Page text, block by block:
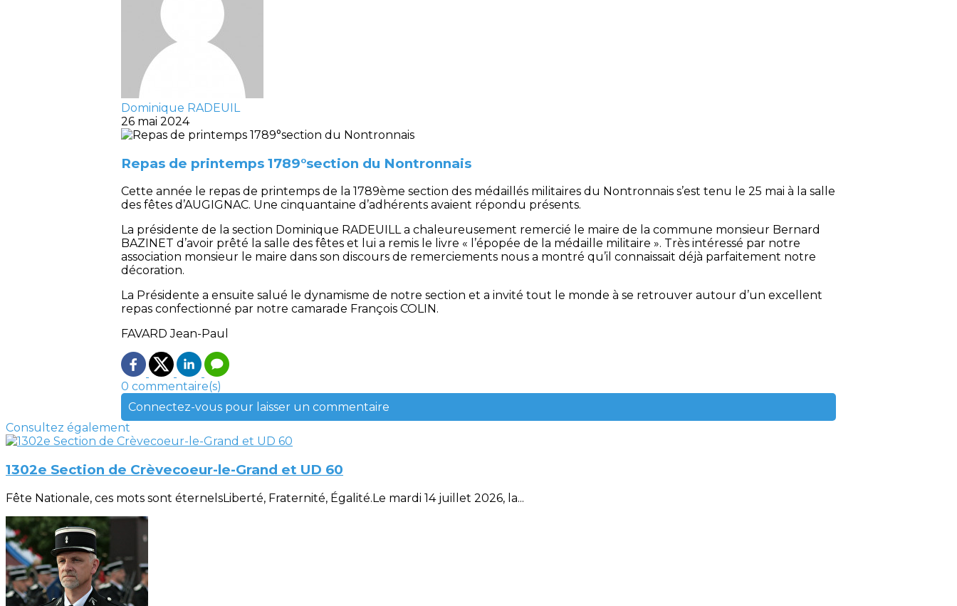
Dominique RADEUIL
26 mai 2024
Repas de printemps 1789°section du Nontronnais
Cette année le repas de printemps de la 1789ème section des médaillés militaires du Nontronnais s’est tenu le 25 mai à la salle
des fêtes d’AUGIGNAC. Une cinquantaine d’adhérents avaient répondu présents.
La présidente de la section Dominique RADEUILL a chaleureusement remercié le maire de la commune monsieur Bernard
BAZINET d’avoir prêté la salle des fêtes et lui a remis le livre « l’épopée de la médaille militaire ». Très intéressé par notre
association monsieur le maire dans son discours de remerciements nous a montré qu’il connaissait déjà parfaitement notre
décoration.
La Présidente a ensuite salué le dynamisme de notre section et a invité tout le monde à se retrouver autour d’un excellent
repas confectionné par notre camarade François COLIN.
FAVARD Jean-Paul
0 commentaire(s)
Connectez-vous pour laisser un commentaire
Consultez également
1302e Section de Crèvecoeur-le-Grand et UD 60
Fête Nationale, ces mots sont éternelsLiberté, Fraternité, Égalité.Le mardi 14 juillet 2026, la...